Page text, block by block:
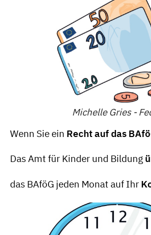
Michelle Gries -
Wenn Sie ein Recht auf das
Das Amt für Kinder und Bildung
das BAföG jeden Monat auf Ihr